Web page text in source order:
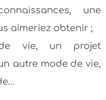
une
aimeriez obtenir ;
vie, un projet
autre mode de vie,